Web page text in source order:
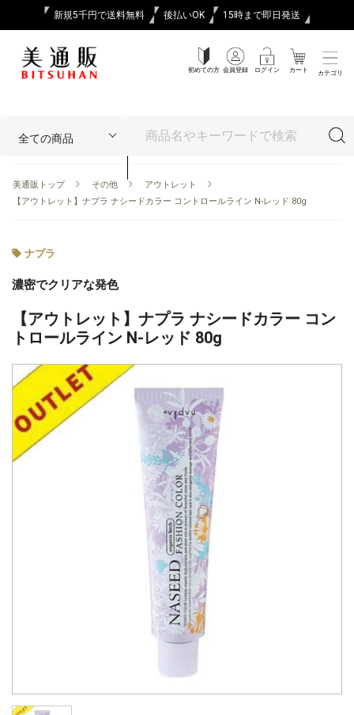
新規5千円で送料無料 後払いOK 15時まで即日発送
初めての方 会員登録 ログイン カート カテゴリ
美通販トップ その他
アウトレット
【アウトレット】ナプラ ナシードカラー コントロールライン N-レッド 80g
ナプラ
濃密でクリアな発色
【アウトレット】ナプラ ナシードカラー コン
トロールライン N-レッド 80g